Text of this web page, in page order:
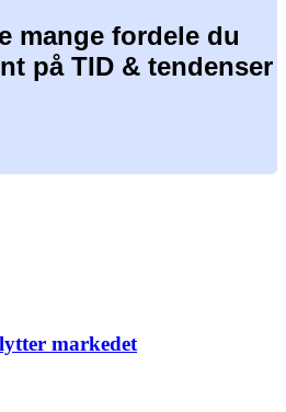
mange fordele du
på TID & tendenser
markedet